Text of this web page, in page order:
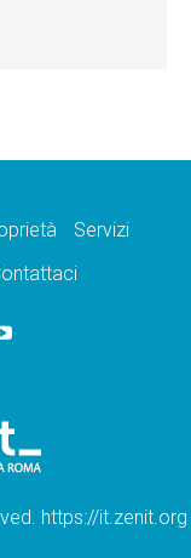
Servizi
https://it.zenit.org